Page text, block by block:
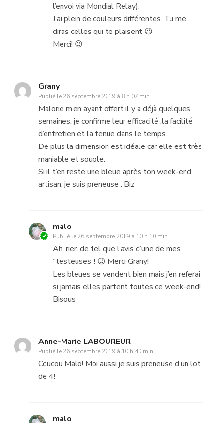
l’envoi via Mondial Relay).
J’ai plein de couleurs différentes. Tu me
diras celles qui te plaisent 😉
Merci! 😉
Grany
Publié le 26 septembre 2019 à 8 h 07 min
Malorie m’en ayant offert il y a déjà quelques
semaines, je confirme leur efficacité ,la facilité
d’entretien et la tenue dans le temps.
De plus la dimension est idéale car elle est très
maniable et souple.
Si il t’en reste une bleue après ton week-end
artisan, je suis preneuse . Biz
malo
Publié le 26 septembre 2019 à 10 h 10 min
Ah, rien de tel que l’avis d’une de mes
“testeuses”! 😉 Merci Grany!
Les bleues se vendent bien mais j’en referai
si jamais elles partent toutes ce week-end!
Bisous
Anne-Marie LABOUREUR
Publié le 26 septembre 2019 à 10 h 40 min
Coucou Malo! Moi aussi je suis preneuse d’un lot
de 4!
malo